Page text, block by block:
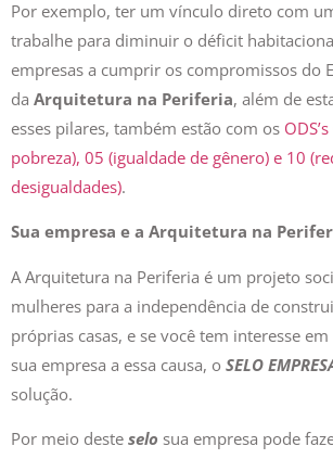
trabalhe para diminuir o déficit
empresas a cumprir os compromissos do
daArquitetura na Periferia, além de
esses pilares, também estão com os
pobreza), 05 (igualdade de gênero) e 10
desigualdades).
mulheres para a independência de
próprias casas, e se você tem interesse
sua empresa a essa causa, oSELO
solução.
transformação da vida de muitas mulheres